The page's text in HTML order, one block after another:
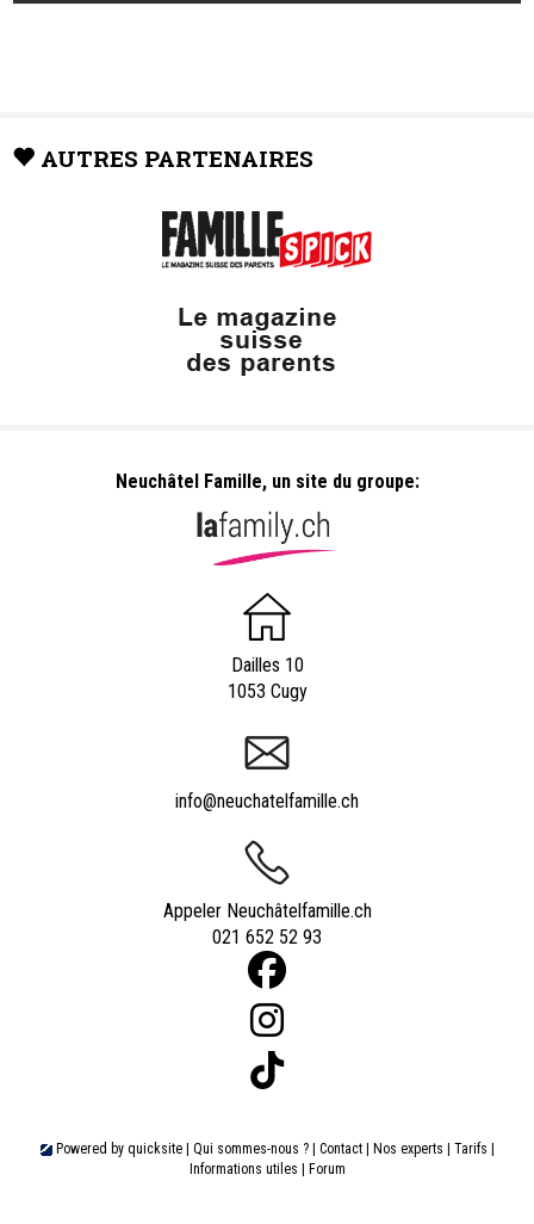
AUTRES PARTENAIRES
Neuchâtel Famille, un site du groupe:
Dailles 10
1053 Cugy
info@neuchatelfamille.ch
Appeler Neuchâtelfamille.ch
021 652 52 93
Powered by quicksite Qui sommes-nous ?| Contact| Nos experts Tarifs
Informations utiles
Forum